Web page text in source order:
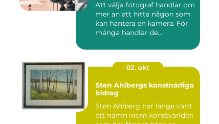
Att välja fotograf handlar om
mer än att hitta någon som
kan hantera en kamera. För
många handlar de...
02. okt
Sten Ahlbergs konstnärliga
bidrag
Sten Ahlberg har länge varit
ett namn inom konstvärlden